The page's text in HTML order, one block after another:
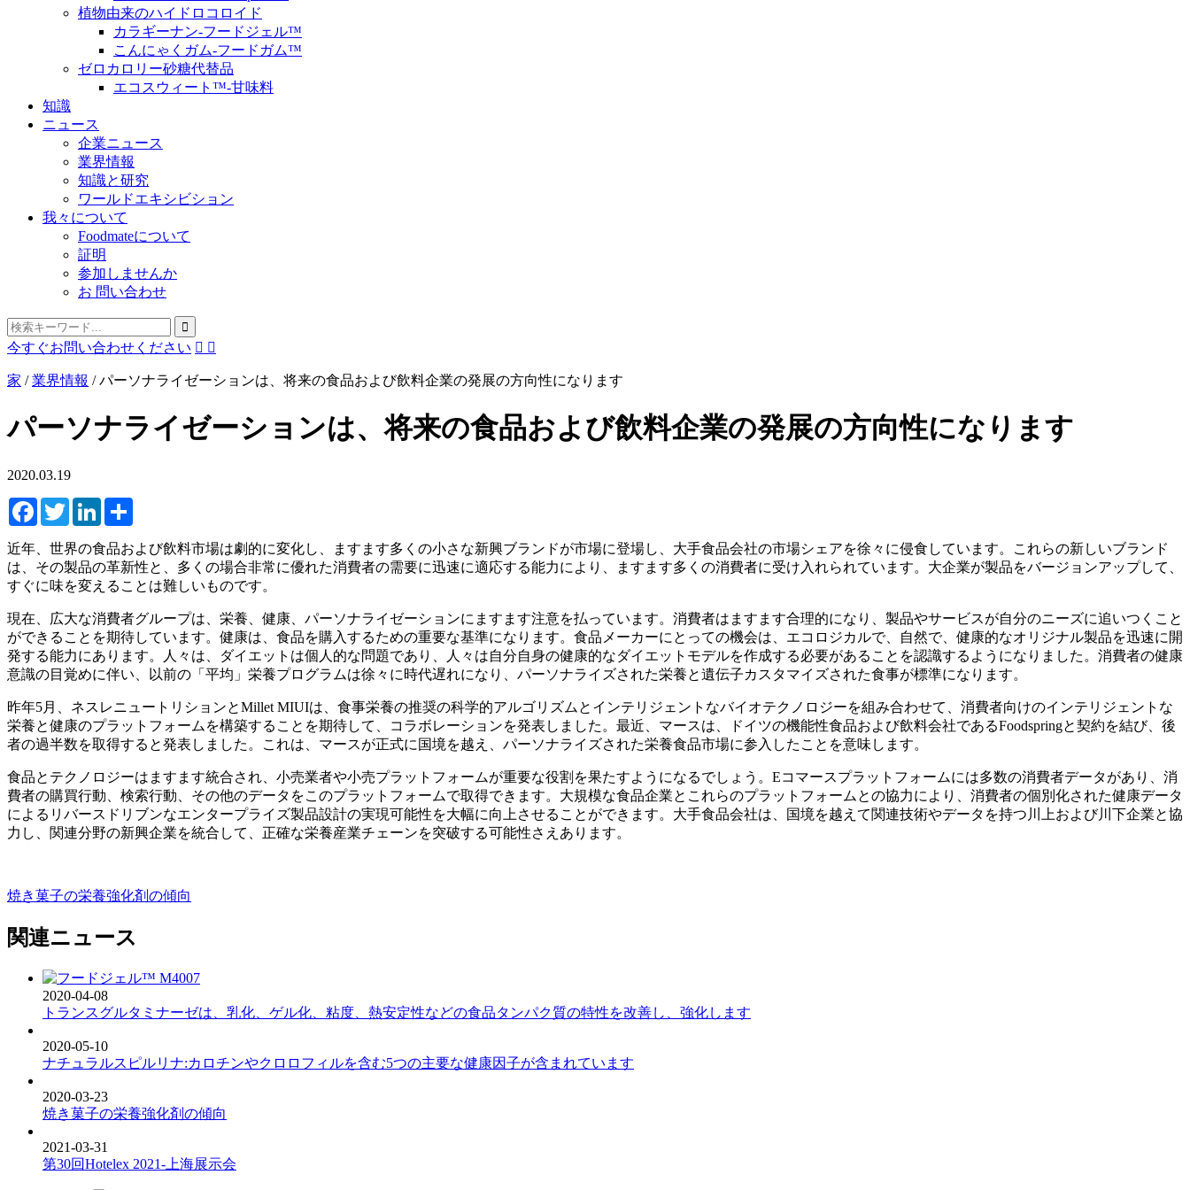
植物由来のハイドロコロイド
カラギーナン-フードジェル™
こんにゃくガム-フードガム™
ゼロカロリー砂糖代替品
エコスウィート™-甘味料
知識
ニュース
企業ニュース
業界情報
知識と研究
ワールドエキシビション
我々について
Foodmateについて
証明
参加しませんか
お 問い合わせ
今すぐお問い合わせください  
家 /業界情報 /パーソナライゼーションは、将来の食品および飲料企業の発展の方向性になります
パーソナライゼーションは、将来の食品および飲料企業の発展の方向性になります
2020.03.19
FacebookTwitterLinkedIn
近年、世界の食品および飲料市場は劇的に変化し、ますます多くの小さな新興ブランドが市場に登場し、大手食品会社の市場シェアを徐々に侵食しています。これらの新しいブランド
は、その製品の革新性と、多くの場合非常に優れた消費者の需要に迅速に適応する能力により、ますます多くの消費者に受け入れられています。大企業が製品をバージョンアップして、
すぐに味を変えることは難しいものです。
現在、広大な消費者グループは、栄養、健康、パーソナライゼーションにますます注意を払っています。消費者はますます合理的になり、製品やサービスが自分のニーズに追いつくこと
ができることを期待しています。健康は、食品を購入するための重要な基準になります。食品メーカーにとっての機会は、エコロジカルで、自然で、健康的なオリジナル製品を迅速に開
発する能力にあります。人々は、ダイエットは個人的な問題であり、人々は自分自身の健康的なダイエットモデルを作成する必要があることを認識するようになりました。消費者の健康
意識の目覚めに伴い、以前の「平均」栄養プログラムは徐々に時代遅れになり、パーソナライズされた栄養と遺伝子カスタマイズされた食事が標準になります。
昨年5月、ネスレニュートリションとMillet MIUIは、食事栄養の推奨の科学的アルゴリズムとインテリジェントなバイオテクノロジーを組み合わせて、消費者向けのインテリジェントな
栄養と健康のプラットフォームを構築することを期待して、コラボレーションを発表しました。最近、マースは、ドイツの機能性食品および飲料会社であるFoodspringと契約を結び、後
者の過半数を取得すると発表しました。これは、マースが正式に国境を越え、パーソナライズされた栄養食品市場に参入したことを意味します。
食品とテクノロジーはますます統合され、小売業者や小売プラットフォームが重要な役割を果たすようになるでしょう。Eコマースプラットフォームには多数の消費者データがあり、消
費者の購買行動、検索行動、その他のデータをこのプラットフォームで取得できます。大規模な食品企業とこれらのプラットフォームとの協力により、消費者の個別化された健康データ
によるリバースドリブンなエンタープライズ製品設計の実現可能性を大幅に向上させることができます。大手食品会社は、国境を越えて関連技術やデータを持つ川上および川下企業と協
力し、関連分野の新興企業を統合して、正確な栄養産業チェーンを突破する可能性さえあります。
焼き菓子の栄養強化剤の傾向
関連ニュース
2020-04-08
トランスグルタミナーゼは、乳化、ゲル化、粘度、熱安定性などの食品タンパク質の特性を改善し、強化します
2020-05-10
ナチュラルスピルリナ:カロチンやクロロフィルを含む5つの主要な健康因子が含まれています
2020-03-23
焼き菓子の栄養強化剤の傾向
2021-03-31
第30回Hotelex 2021-上海展示会